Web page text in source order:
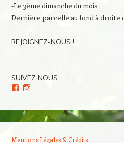
-Le 3ème dimanche du mois
Dernière parcelle au fond à droite
REJOIGNEZ-NOUS !
SUIVEZ NOUS :
Voir
de
Culture(s)
Herbe(s)
Voir
de
Cultures_en_herbes
Instagram
Mentions Légales & Crédits